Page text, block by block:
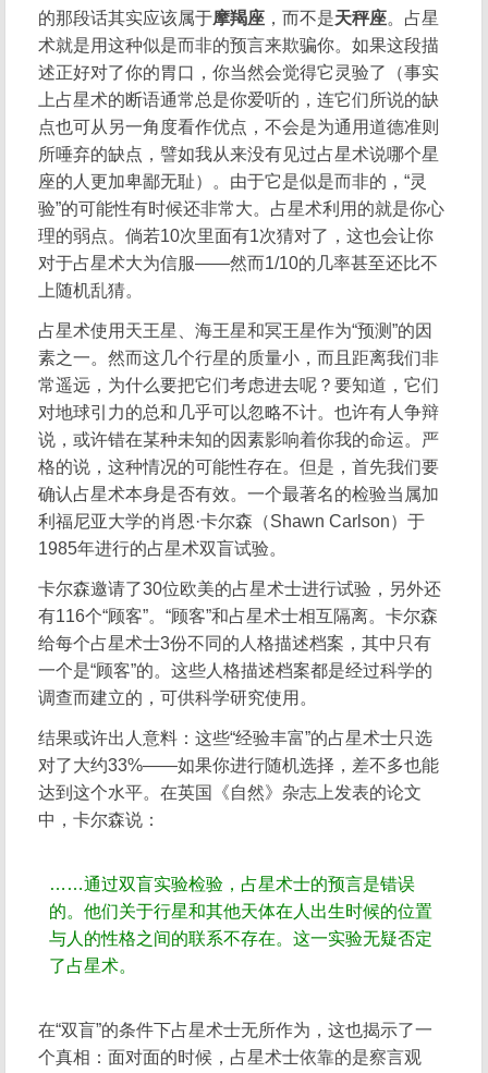
的那段话其实应该属于摩羯座 ，而不是天秤座。占星
术就是用这种似是而非的预言来欺骗你。如果这段描
述正好对了你的胃口，你当然会觉得它灵验了（事实
上占星术的断语通常总是你爱听的，连它们所说的缺
点也可从另一角度看作优点，不会是为通用道德准则
所唾弃的缺点，譬如我从来没有见过占星术说哪个星
座的人更加卑鄙无耻）。由于它是似是而非的，“灵
验”的可能性有时候还非常大。占星术利用的就是你心
理的弱点。倘若10次里面有1次猜对了，这也会让你
对于占星术大为信服——然而1/10的几率甚至还比不
上随机乱猜。
占星术使用天王星、海王星和冥王星作为“预测”的因
素之一。然而这几个行星的质量小，而且距离我们非
常遥远，为什么要把它们考虑进去呢？要知道，它们
对地球引力的总和几乎可以忽略不计。也许有人争辩
说，或许错在某种未知的因素影响着你我的命运。严
格的说，这种情况的可能性存在。但是，首先我们要
确认占星术本身是否有效。一个最著名的检验当属加
利福尼亚大学的肖恩·卡尔森（Shawn Carlson）于
1985年进行的占星术双盲试验。
卡尔森邀请了30位欧美的占星术士进行试验，另外还
有116个“顾客”。“顾客”和占星术士相互隔离。卡尔森
给每个占星术士3份不同的人格描述档案，其中只有
一个是“顾客”的。这些人格描述档案都是经过科学的
调查而建立的，可供科学研究使用。
结果或许出人意料：这些“经验丰富”的占星术士只选
对了大约33%——如果你进行随机选择，差不多也能
达到这个水平。在英国《自然》杂志上发表的论文
中，卡尔森说：
……通过双盲实验检验，占星术士的预言是错误
的。他们关于行星和其他天体在人出生时候的位置
与人的性格之间的联系不存在。这一实验无疑否定
了占星术。
在“双盲”的条件下占星术士无所作为，这也揭示了一
个真相：面对面的时候，占星术士依靠的是察言观